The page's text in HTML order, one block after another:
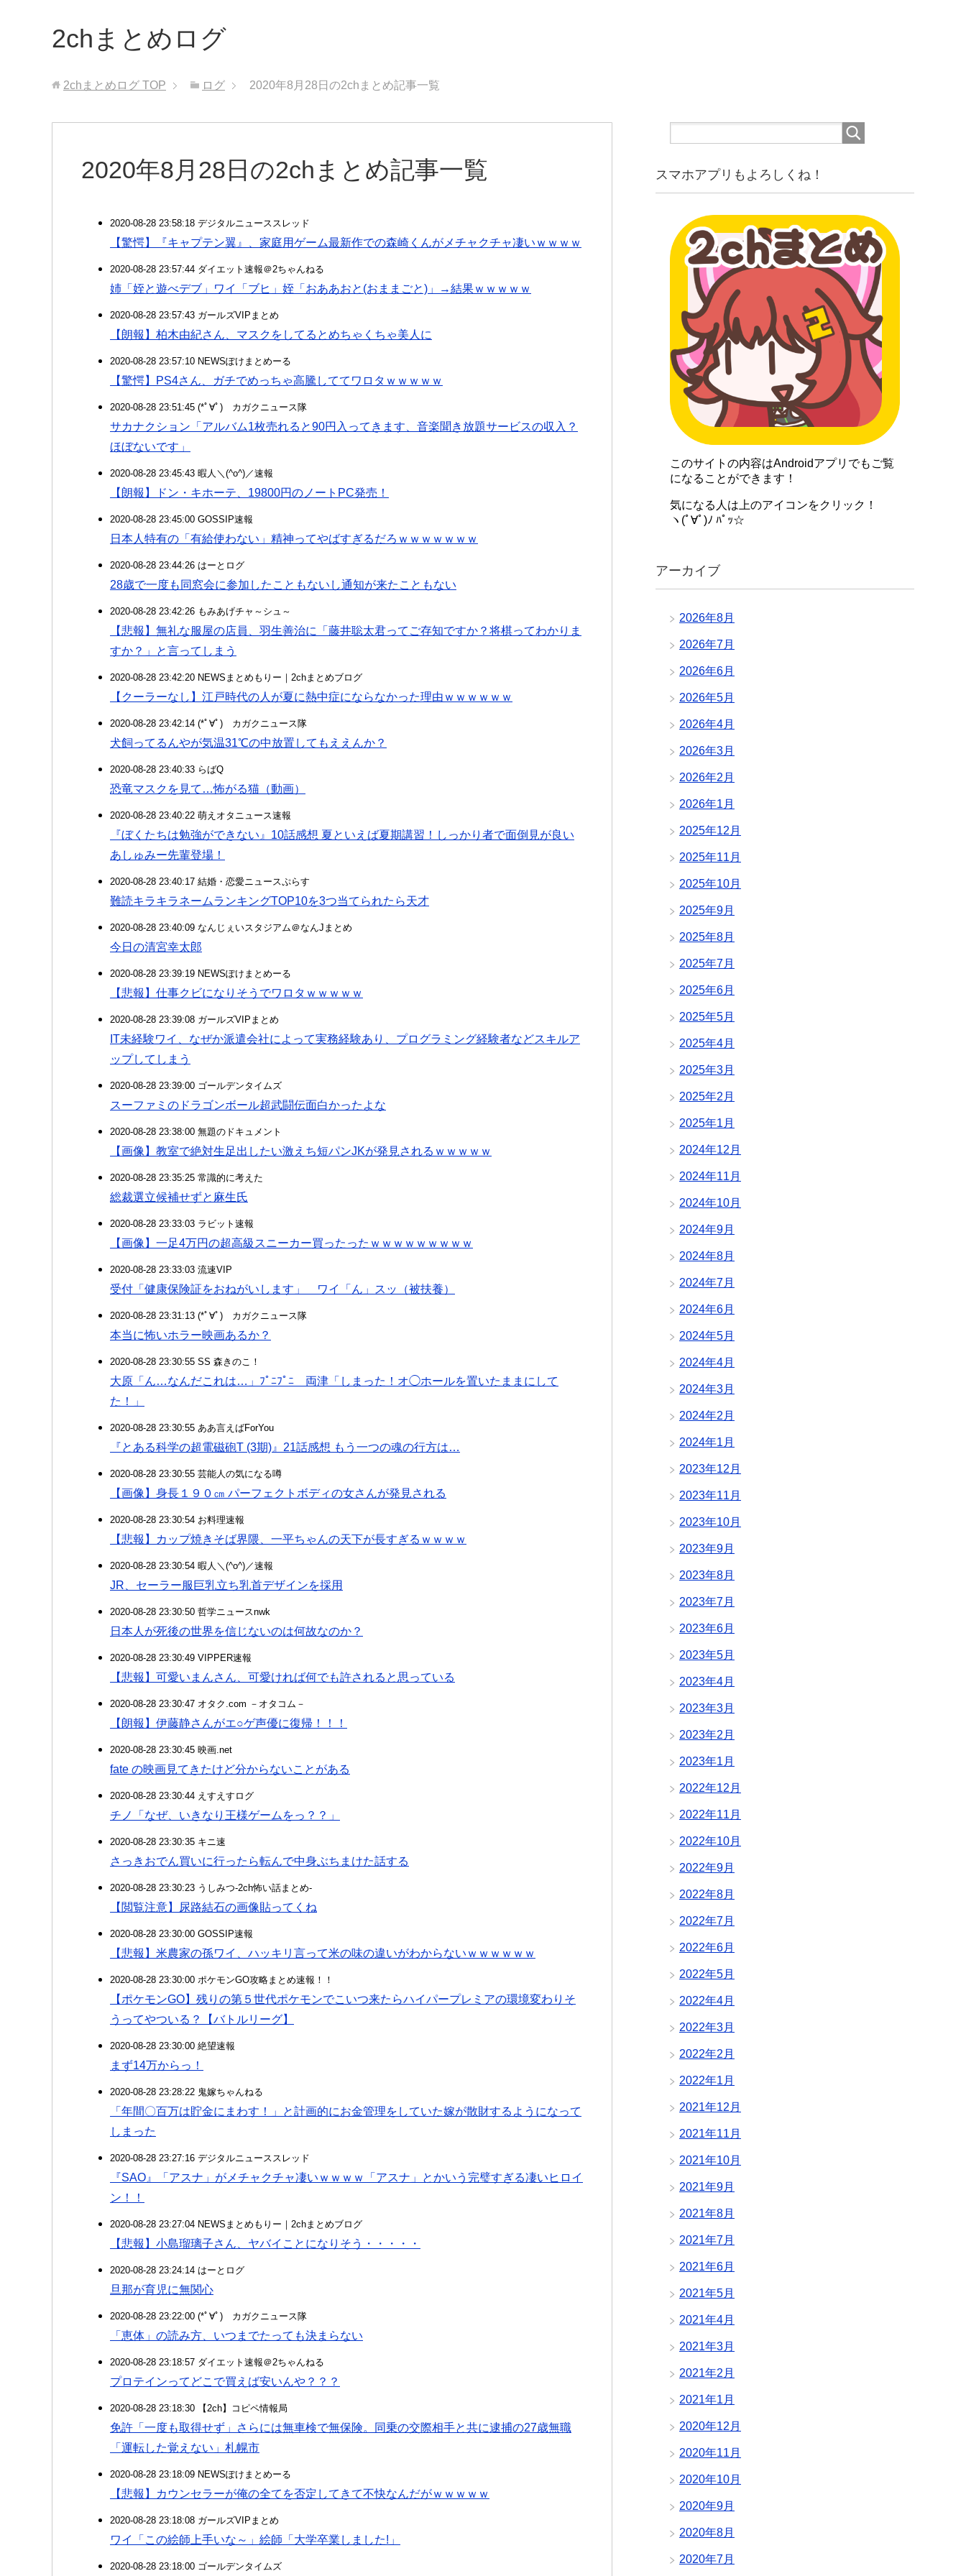
2chまとめログ
2chまとめログ TOP ログ 2020年8月28日の2chまとめ記事一覧
2020年8月28日の2chまとめ記事一覧
2020-08-28 23:58:18 デジタルニューススレッド
【驚愕】『キャプテン翼』、家庭用ゲーム最新作での森崎くんがメチャクチャ凄いｗｗｗｗ
2020-08-28 23:57:44 ダイエット速報＠2ちゃんねる
姉「姪と遊べデブ」ワイ「ブヒ」姪「おああおと(おままごと)」→結果ｗｗｗｗｗ
2020-08-28 23:57:43 ガールズVIPまとめ
【朗報】柏木由紀さん、マスクをしてるとめちゃくちゃ美人に
2020-08-28 23:57:10 NEWSぽけまとめーる
【驚愕】PS4さん、ガチでめっちゃ高騰しててワロタｗｗｗｗｗ
2020-08-28 23:51:45 (*ﾟ∀ﾟ)ゞカガクニュース隊
サカナクション「アルバム1枚売れると90円入ってきます、音楽聞き放題サービスの収入？
ほぼないです」
2020-08-28 23:45:43 暇人＼(^o^)／速報
【朗報】ドン・キホーテ、19800円のノートPC発売！
2020-08-28 23:45:00 GOSSIP速報
日本人特有の「有給使わない」精神ってやばすぎるだろｗｗｗｗｗｗｗ
2020-08-28 23:44:26 はーとログ
28歳で一度も同窓会に参加したこともないし通知が来たこともない
2020-08-28 23:42:26 もみあげチャ～シュ～
【悲報】無礼な服屋の店員、羽生善治に「藤井聡太君ってご存知ですか？将棋ってわかりま
すか？」と言ってしまう
2020-08-28 23:42:20 NEWSまとめもりー｜2chまとめブログ
【クーラーなし】江戸時代の人が夏に熱中症にならなかった理由ｗｗｗｗｗｗ
2020-08-28 23:42:14 (*ﾟ∀ﾟ)ゞカガクニュース隊
犬飼ってるんやが気温31℃の中放置してもええんか？
2020-08-28 23:40:33 らばQ
恐竜マスクを見て…怖がる猫（動画）
2020-08-28 23:40:22 萌えオタニュース速報
『ぼくたちは勉強ができない』10話感想 夏といえば夏期講習！しっかり者で面倒見が良い
あしゅみー先輩登場！
2020-08-28 23:40:17 結婚・恋愛ニュースぷらす
難読キラキラネームランキングTOP10を3つ当てられたら天才
2020-08-28 23:40:09 なんじぇいスタジアム＠なんJまとめ
今日の清宮幸太郎
2020-08-28 23:39:19 NEWSぽけまとめーる
【悲報】仕事クビになりそうでワロタｗｗｗｗｗ
2020-08-28 23:39:08 ガールズVIPまとめ
IT未経験ワイ、なぜか派遣会社によって実務経験あり、プログラミング経験者などスキルア
ップしてしまう
2020-08-28 23:39:00 ゴールデンタイムズ
スーファミのドラゴンボール超武闘伝面白かったよな
2020-08-28 23:38:00 無題のドキュメント
【画像】教室で絶対生足出したい激えち短パンJKが発見されるｗｗｗｗｗ
2020-08-28 23:35:25 常識的に考えた
総裁選立候補せずと麻生氏
2020-08-28 23:33:03 ラビット速報
【画像】一足4万円の超高級スニーカー買ったったｗｗｗｗｗｗｗｗｗ
2020-08-28 23:33:03 流速VIP
受付「健康保険証をおねがいします」 ワイ「ん」スッ（被扶養）
2020-08-28 23:31:13 (*ﾟ∀ﾟ)ゞカガクニュース隊
本当に怖いホラー映画あるか？
2020-08-28 23:30:55 SS 森きのこ！
大原「ん…なんだこれは…」ﾌﾟﾆﾌﾟﾆ 両津「しまった！オ◯ホールを置いたままにして
た！」
2020-08-28 23:30:55 ああ言えばForYou
『とある科学の超電磁砲T (3期)』21話感想 もう一つの魂の行方は…
2020-08-28 23:30:55 芸能人の気になる噂
【画像】身長１９０㎝ パーフェクトボディの女さんが発見される
2020-08-28 23:30:54 お料理速報
【悲報】カップ焼きそば界隈、一平ちゃんの天下が長すぎるｗｗｗｗ
2020-08-28 23:30:54 暇人＼(^o^)／速報
JR、セーラー服巨乳立ち乳首デザインを採用
2020-08-28 23:30:50 哲学ニュースnwk
日本人が死後の世界を信じないのは何故なのか？
2020-08-28 23:30:49 VIPPER速報
【悲報】可愛いまんさん、可愛ければ何でも許されると思っている
2020-08-28 23:30:47 オタク.com －オタコム－
【朗報】伊藤静さんがエ○ゲ声優に復帰！！！
2020-08-28 23:30:45 映画.net
fate の映画見てきたけど分からないことがある
2020-08-28 23:30:44 えすえすログ
チノ「なぜ、いきなり王様ゲームをっ？？」
2020-08-28 23:30:35 キニ速
さっきおでん買いに行ったら転んで中身ぶちまけた話する
2020-08-28 23:30:23 うしみつ-2ch怖い話まとめ-
【閲覧注意】尿路結石の画像貼ってくね
2020-08-28 23:30:00 GOSSIP速報
【悲報】米農家の孫ワイ、ハッキリ言って米の味の違いがわからないｗｗｗｗｗｗ
2020-08-28 23:30:00 ポケモンGO攻略まとめ速報！！
【ポケモンGO】残りの第５世代ポケモンでこいつ来たらハイパープレミアの環境変わりそ
うってやついる？【バトルリーグ】
2020-08-28 23:30:00 絶望速報
まず14万からっ！
2020-08-28 23:28:22 鬼嫁ちゃんねる
「年間〇百万は貯金にまわす！」と計画的にお金管理をしていた嫁が散財するようになって
しまった
2020-08-28 23:27:16 デジタルニューススレッド
『SAO』「アスナ」がメチャクチャ凄いｗｗｗｗ「アスナ」とかいう完璧すぎる凄いヒロイ
ン！！
2020-08-28 23:27:04 NEWSまとめもりー｜2chまとめブログ
【悲報】小島瑠璃子さん、ヤバイことになりそう・・・・・
2020-08-28 23:24:14 はーとログ
旦那が育児に無関心
2020-08-28 23:22:00 (*ﾟ∀ﾟ)ゞカガクニュース隊
「恵体」の読み方、いつまでたっても決まらない
2020-08-28 23:18:57 ダイエット速報＠2ちゃんねる
プロテインってどこで買えば安いんや？？？
2020-08-28 23:18:30 【2ch】コピペ情報局
免許「一度も取得せず」さらには無車検で無保険。同乗の交際相手と共に逮捕の27歳無職
「運転した覚えない」札幌市
2020-08-28 23:18:09 NEWSぽけまとめーる
【悲報】カウンセラーが俺の全てを否定してきて不快なんだがｗｗｗｗｗ
2020-08-28 23:18:08 ガールズVIPまとめ
ワイ「この絵師上手いな～」絵師「大学卒業しました!」
2020-08-28 23:18:00 ゴールデンタイムズ
スマホアプリもよろしくね！
このサイトの内容はAndroidアプリでもご覧
になることができます！
気になる人は上のアイコンをクリック！
ヽ(ﾟ∀ﾟ)ﾉ ﾊﾟｯ☆
アーカイブ
2026年8月
2026年7月
2026年6月
2026年5月
2026年4月
2026年3月
2026年2月
2026年1月
2025年12月
2025年11月
2025年10月
2025年9月
2025年8月
2025年7月
2025年6月
2025年5月
2025年4月
2025年3月
2025年2月
2025年1月
2024年12月
2024年11月
2024年10月
2024年9月
2024年8月
2024年7月
2024年6月
2024年5月
2024年4月
2024年3月
2024年2月
2024年1月
2023年12月
2023年11月
2023年10月
2023年9月
2023年8月
2023年7月
2023年6月
2023年5月
2023年4月
2023年3月
2023年2月
2023年1月
2022年12月
2022年11月
2022年10月
2022年9月
2022年8月
2022年7月
2022年6月
2022年5月
2022年4月
2022年3月
2022年2月
2022年1月
2021年12月
2021年11月
2021年10月
2021年9月
2021年8月
2021年7月
2021年6月
2021年5月
2021年4月
2021年3月
2021年2月
2021年1月
2020年12月
2020年11月
2020年10月
2020年9月
2020年8月
2020年7月